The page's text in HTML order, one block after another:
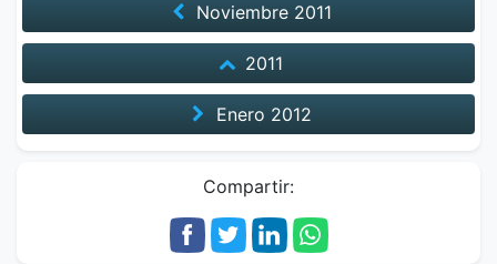
Noviembre2011
2011
Enero 2012
Compartir: